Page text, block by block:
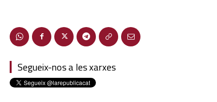
Segueix-nos a les xarxes